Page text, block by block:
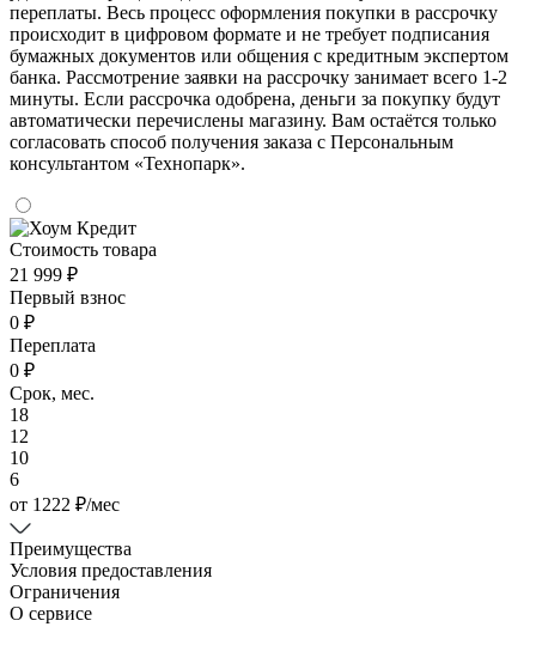
переплаты. Весь процесс оформления покупки в рассрочку
происходит в цифровом формате и не требует подписания
бумажных документов или общения с кредитным экспертом
банка. Рассмотрение заявки на рассрочку занимает всего 1-2
минуты. Если рассрочка одобрена, деньги за покупку будут
автоматически перечислены магазину. Вам остаётся только
согласовать способ получения заказа с Персональным
консультантом «Технопарк».
Стоимость товара
21 999 ₽
Первый взнос
0 ₽
Переплата
0 ₽
Срок, мес.
18
12
10
6
от 1222 ₽/мес
Преимущества
Условия предоставления
Ограничения
О сервисе